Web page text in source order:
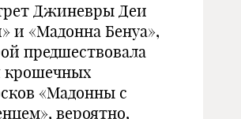
Джиневры Деи
и «Мадонна Бенуа»,
предшествовала
крошечных
«Мадонны с
вероятно,